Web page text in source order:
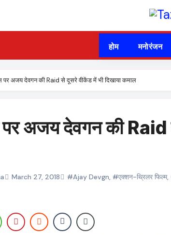
होम मनोरंजन
अजय देवगन की Raid से दूसरे वीकेंड में भी दिखाया कमाल
अजय देवगन की Raid
March 27, 2018 #Ajay Devgn, #एक्शन-थ्रिलर फिल्म,